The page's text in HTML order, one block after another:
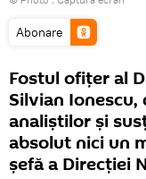
Abonare
Fostul ofiţer al
Silvian Ionescu,
analiştilor şi
absolut nici un
şefă a Direcţiei